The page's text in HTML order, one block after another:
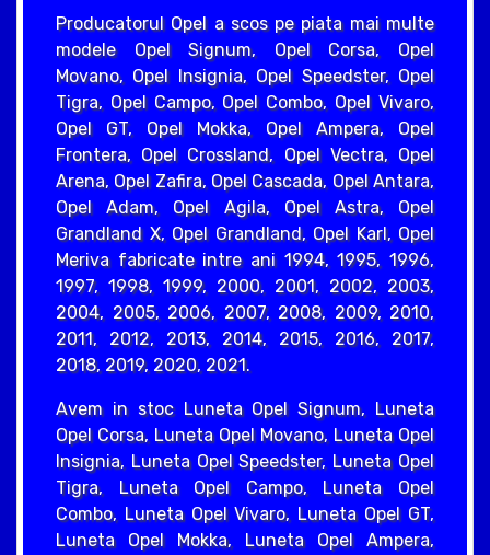
Producatorul Opel a scos pe piata mai multe
modele Opel Signum, Opel Corsa, Opel
Movano, Opel Insignia, Opel Speedster, Opel
Tigra, Opel Campo, Opel Combo, Opel Vivaro,
Opel GT, Opel Mokka, Opel Ampera, Opel
Frontera, Opel Crossland, Opel Vectra, Opel
Arena, Opel Zafira, Opel Cascada, Opel Antara,
Opel Adam, Opel Agila, Opel Astra, Opel
Grandland X, Opel Grandland, Opel Karl, Opel
Meriva fabricate intre ani 1994, 1995, 1996,
1997, 1998, 1999, 2000, 2001, 2002, 2003,
2004, 2005, 2006, 2007, 2008, 2009, 2010,
2011, 2012, 2013, 2014, 2015, 2016, 2017,
2018, 2019, 2020, 2021.
Avem in stoc Luneta Opel Signum, Luneta
Opel Corsa, Luneta Opel Movano, Luneta Opel
Insignia, Luneta Opel Speedster, Luneta Opel
Tigra, Luneta Opel Campo, Luneta Opel
Combo, Luneta Opel Vivaro, Luneta Opel GT,
Luneta Opel Mokka, Luneta Opel Ampera,